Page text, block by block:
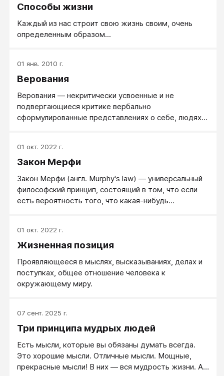
Способы жизни
Каждый из нас строит свою жизнь своим, очень
определенным образом...
01 янв. 2010 г.
Верования
Верования — некритически усвоенные и не
подвергающиеся критике вербально
сформулированные представлениях о себе, людях и
01 окт. 2022 г.
Закон Мерфи
Закон Мерфи (англ. Murphy's law) — универсальный
философский принцип, состоящий в том, что если
есть вероятность того, что какая-нибудь
подлости» и «закона бутерброда».
01 окт. 2022 г.
Жизненная позиция
Проявляющееся в мыслях, высказываниях, делах и
поступках, общее отношение человека к
окружающему миру.
07 сент. 2025 г.
Три принципа мудрых людей
Есть мысли, которые вы обязаны думать всегда.
Это хорошие мысли. Отличные мысли. Мощные,
прекрасные мысли! В них ― вся мудрость жизни. А